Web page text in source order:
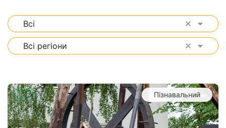
Всі
Всі регіони
new Пізнавальний